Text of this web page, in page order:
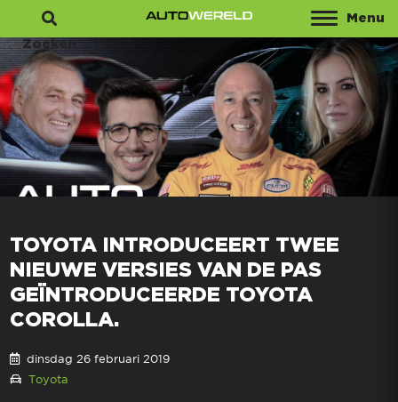
Menu
Zoeken
TOYOTA INTRODUCEERT TWEE
NIEUWE VERSIES VAN DE PAS
GEÏNTRODUCEERDE TOYOTA
COROLLA.
dinsdag 26 februari 2019
Toyota